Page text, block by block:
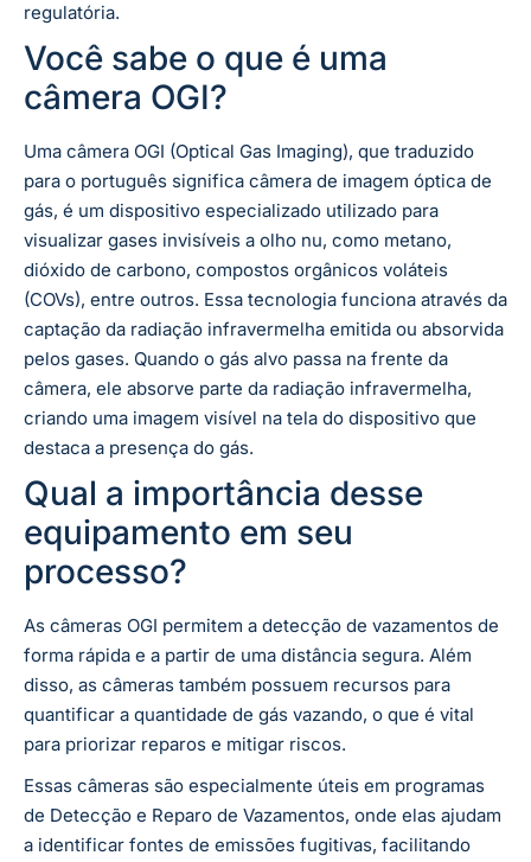
regulatória.
Você sabe o que é uma
câmera OGI?
Uma câmera OGI (Optical Gas Imaging), que traduzido
para o português significa câmera de imagem óptica de
gás, é um dispositivo especializado utilizado para
visualizar gases invisíveis a olho nu, como metano,
dióxido de carbono, compostos orgânicos voláteis
(COVs), entre outros. Essa tecnologia funciona através da
captação da radiação infravermelha emitida ou absorvida
pelos gases. Quando o gás alvo passa na frente da
câmera, ele absorve parte da radiação infravermelha,
criando uma imagem visível na tela do dispositivo que
destaca a presença do gás.
Qual a importância desse
equipamento em seu
processo?
As câmeras OGI permitem a detecção de vazamentos de
forma rápida e a partir de uma distância segura. Além
disso, as câmeras também possuem recursos para
quantificar a quantidade de gás vazando, o que é vital
para priorizar reparos e mitigar riscos.
Essas câmeras são especialmente úteis em programas
de Detecção e Reparo de Vazamentos, onde elas ajudam
a identificar fontes de emissões fugitivas, facilitando